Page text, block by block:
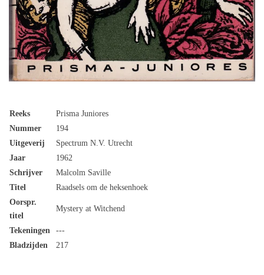
Reeks
Prisma Juniores
Nummer
194
Uitgeverij
Spectrum N.V. Utrecht
Jaar
1962
Schrijver
Malcolm Saville
Titel
Raadsels om de heksenhoek
Oorspr.
titel
Mystery at Witchend
Tekeningen
---
Bladzijden
217